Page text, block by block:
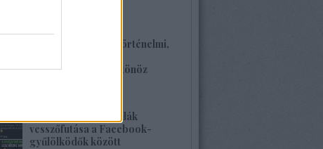
1412. BEKIÁLTÁS: Történelmi,
szembenézésre ösztönöz
1411.BEKIÁLTÁS: Milák
vesszőfutása a Facebook-
gyűlölködők között